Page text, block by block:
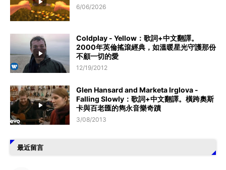
6/06/2026
Coldplay - Yellow：歌詞+中文翻譯。
2000年英倫搖滾經典，如溫暖星光守護那份
不顧一切的愛
12/19/2012
Glen Hansard and Marketa Irglova -
Falling Slowly：歌詞+中文翻譯。橫跨奧斯
卡與百老匯的雋永音樂奇蹟
3/08/2013
最近留言